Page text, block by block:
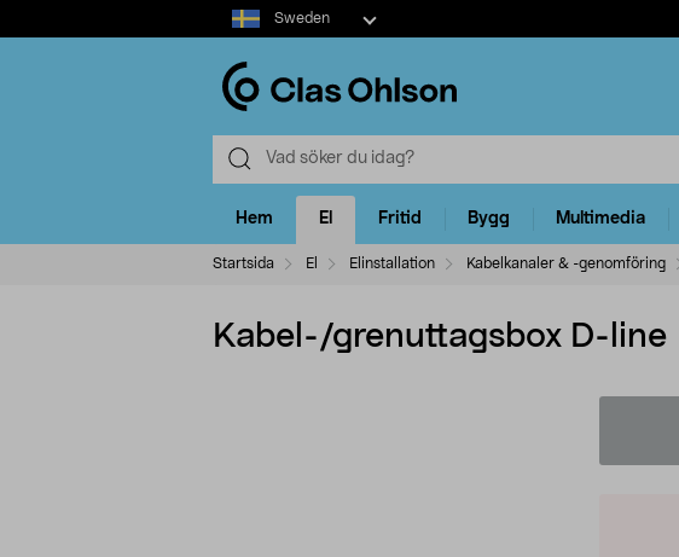
Select
market
Sweden
Hem El Fritid Bygg Multimedia
Startsida El Elinstallation Kabelkanaler & -genomföring
Kabel-/grenuttagsbox D-line